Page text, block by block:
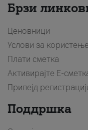
Брзи
Ценовници
Услови за користење
Плати сметка
Активирајте Е-
Припејд
Поддршка